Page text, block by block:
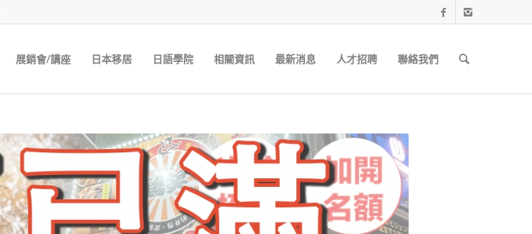
展銷會/講座 日本移居 日語學院 相關資訊 最新消息 人才招聘 聯絡我們